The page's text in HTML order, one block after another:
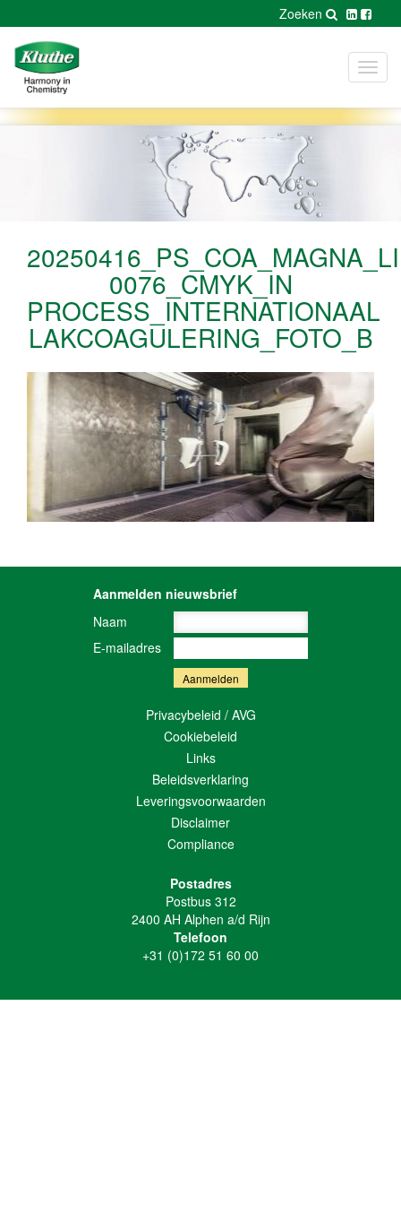
Zoeken
0076_CMYK_IN
PROCESS_INTERNATIONAAL
LAKCOAGULERING_FOTO_B
Aanmelden nieuwsbrief
Naam
E-mailadres
Privacybeleid / AVG
Cookiebeleid
Links
Beleidsverklaring
Leveringsvoorwaarden
Disclaimer
Compliance
Postadres
Postbus 312
2400 AH Alphen a/d Rijn
Telefoon
+31 (0)172 51 60 00